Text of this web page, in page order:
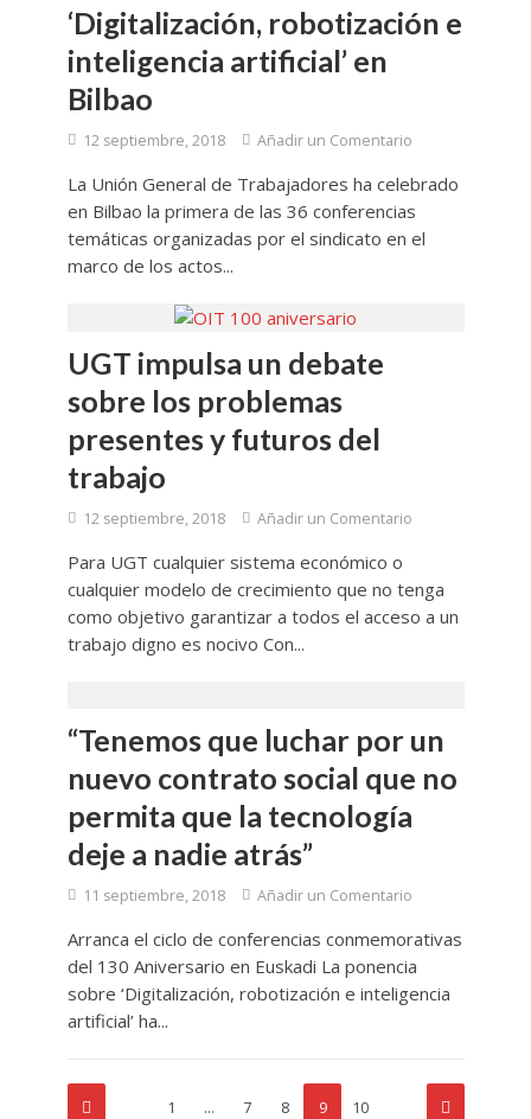
‘Digitalización, robotización e
inteligencia artificial’ en
Bilbao
12 septiembre, 2018 Añadir un Comentario
La Unión General de Trabajadores ha celebrado
en Bilbao la primera de las 36 conferencias
temáticas organizadas por el sindicato en el
marco de los actos...
UGT impulsa un debate
sobre los problemas
presentes y futuros del
trabajo
12 septiembre, 2018 Añadir un Comentario
Para UGT cualquier sistema económico o
cualquier modelo de crecimiento que no tenga
como objetivo garantizar a todos el acceso a un
trabajo digno es nocivo Con...
“Tenemos que luchar por un
nuevo contrato social que no
permita que la tecnología
deje a nadie atrás”
11 septiembre, 2018 Añadir un Comentario
Arranca el ciclo de conferencias conmemorativas
del 130 Aniversario en Euskadi La ponencia
sobre ‘Digitalización, robotización e inteligencia
artificial’ ha...
1 … 7 8 9 10